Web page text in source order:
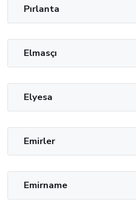
Pırlanta
Elmasçı
Elyesa
Emirler
Emirname